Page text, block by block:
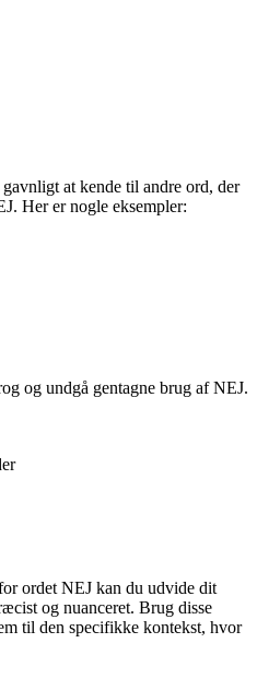
at kende til andre ord, der
Her er nogle eksempler:
og undgå gentagne brug af NEJ.
ordet NEJ kan du udvide dit
og nuanceret. Brug disse
til den specifikke kontekst, hvor